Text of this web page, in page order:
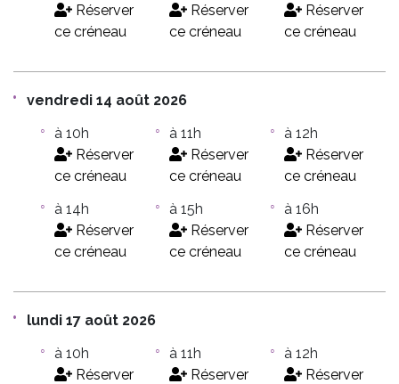
Réserver
ce créneau
Réserver
ce créneau
Réserver
ce créneau
vendredi 14 août 2026
à 10h
Réserver
ce créneau
à 11h
Réserver
ce créneau
à 12h
Réserver
ce créneau
à 14h
Réserver
ce créneau
à 15h
Réserver
ce créneau
à 16h
Réserver
ce créneau
lundi 17 août 2026
à 10h
Réserver
à 11h
Réserver
à 12h
Réserver